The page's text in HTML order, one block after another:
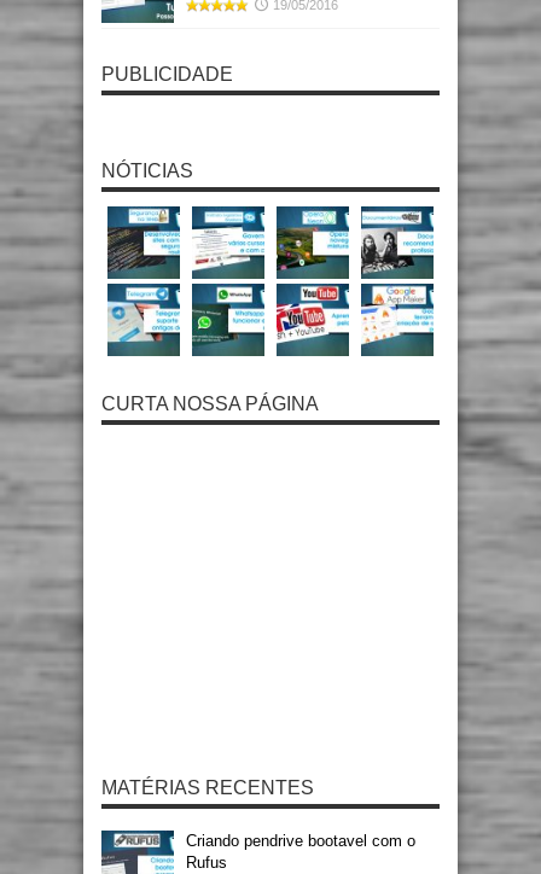
19/05/2016
PUBLICIDADE
NÓTICIAS
CURTA NOSSA PÁGINA
MATÉRIAS RECENTES
Criando pendrive bootavel com o
Rufus